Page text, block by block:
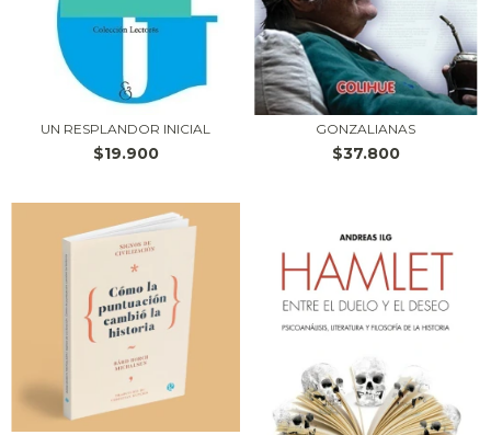
UN RESPLANDOR INICIAL
$19.900
GONZALIANAS
$37.800